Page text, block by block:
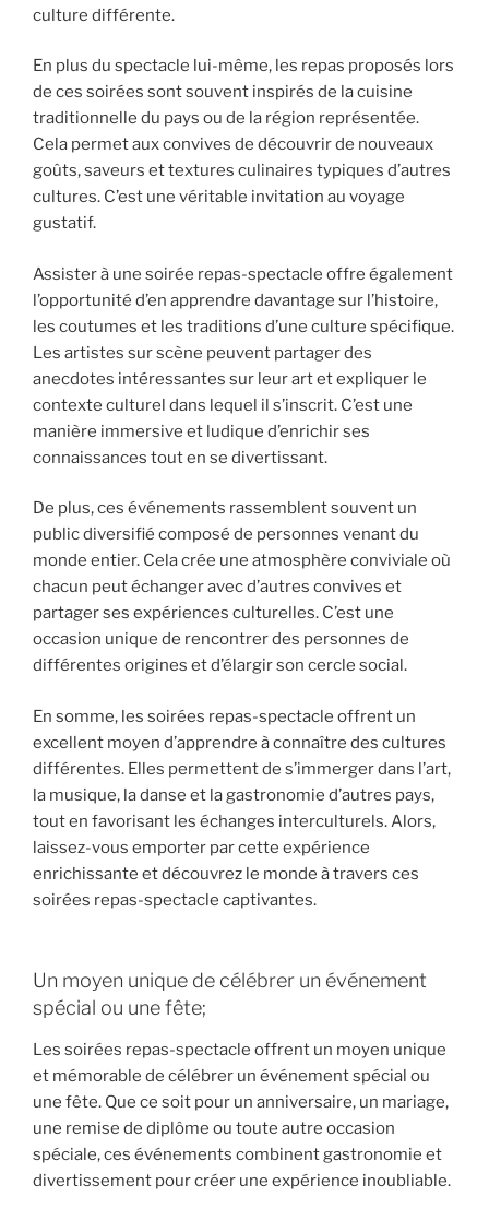
culture différente.
En plus du spectacle lui-même, les repas proposés lors
de ces soirées sont souvent inspirés de la cuisine
traditionnelle du pays ou de la région représentée.
Cela permet aux convives de découvrir de nouveaux
goûts, saveurs et textures culinaires typiques d’autres
cultures. C’est une véritable invitation au voyage
gustatif.
Assister à une soirée repas-spectacle offre également
l’opportunité d’en apprendre davantage sur l’histoire,
les coutumes et les traditions d’une culture spécifique.
Les artistes sur scène peuvent partager des
anecdotes intéressantes sur leur art et expliquer le
contexte culturel dans lequel il s’inscrit. C’est une
manière immersive et ludique d’enrichir ses
connaissances tout en se divertissant.
De plus, ces événements rassemblent souvent un
public diversifié composé de personnes venant du
monde entier. Cela crée une atmosphère conviviale où
chacun peut échanger avec d’autres convives et
partager ses expériences culturelles. C’est une
occasion unique de rencontrer des personnes de
différentes origines et d’élargir son cercle social.
En somme, les soirées repas-spectacle offrent un
excellent moyen d’apprendre à connaître des cultures
différentes. Elles permettent de s’immerger dans l’art,
la musique, la danse et la gastronomie d’autres pays,
tout en favorisant les échanges interculturels. Alors,
laissez-vous emporter par cette expérience
enrichissante et découvrez le monde à travers ces
soirées repas-spectacle captivantes.
Un moyen unique de célébrer un événement
spécial ou une fête;
Les soirées repas-spectacle offrent un moyen unique
et mémorable de célébrer un événement spécial ou
une fête. Que ce soit pour un anniversaire, un mariage,
une remise de diplôme ou toute autre occasion
spéciale, ces événements combinent gastronomie et
divertissement pour créer une expérience inoubliable.